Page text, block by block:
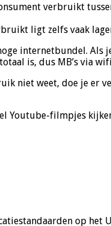
verbruikt
ligt zelfs vaak
internetbundel. Als
is, dus MB’s via
niet weet, doe je er
Youtube-filmpjes
op het